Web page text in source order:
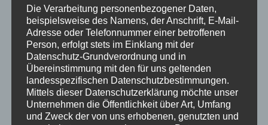
t
,
m
a
l
s
c
h
l
A
l
t
e
L
e
h
b
Die Verarbeitung personenbezogener Daten,
beispielsweise des Namens, der Anschrift, E-Mail-
Adresse oder Telefonnummer einer betroffenen
Person, erfolgt stets im Einklang mit der
Datenschutz-Grundverordnung und in
Übereinstimmung mit den für uns geltenden
landesspezifischen Datenschutzbestimmungen.
Mittels dieser Datenschutzerklärung möchte unser
Unternehmen die Öffentlichkeit über Art, Umfang
und Zweck der von uns erhobenen, genutzten und